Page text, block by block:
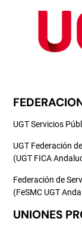
UGT Servicios
UGT Federación
(UGT FICA
Federación de
(FeSMC UGT
UNIONES